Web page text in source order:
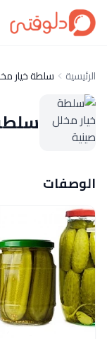
الرئيسية سلطة خيار
الوصفات